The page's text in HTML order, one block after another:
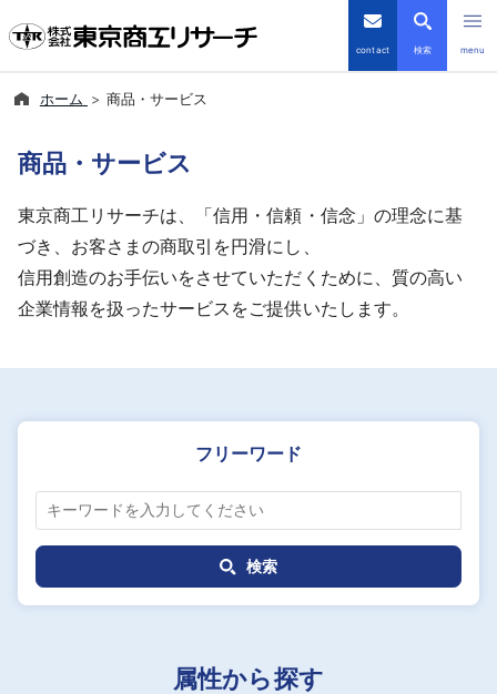
contact 検索 menu
TSRデータインサイト
TSR-PLUS
優良企業サイト
導入事例
採用情報
よくあるご質問
ホーム 商品・サービス
商品・サービス
東京商工リサーチは、「信用・信頼・信念」の理念に基
づき、お客さまの商取引を円滑にし、
信用創造のお手伝いをさせていただくために、質の高い
企業情報を扱ったサービスをご提供いたします。
フリーワード
検索
属性から探す